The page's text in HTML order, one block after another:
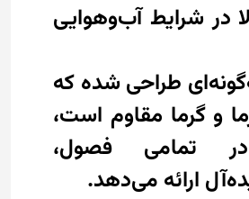
در شرایط آب‌وهوایی
طراحی شده که
و گرما مقاوم است،
در تمامی فصول،
ارائه می‌دهد.